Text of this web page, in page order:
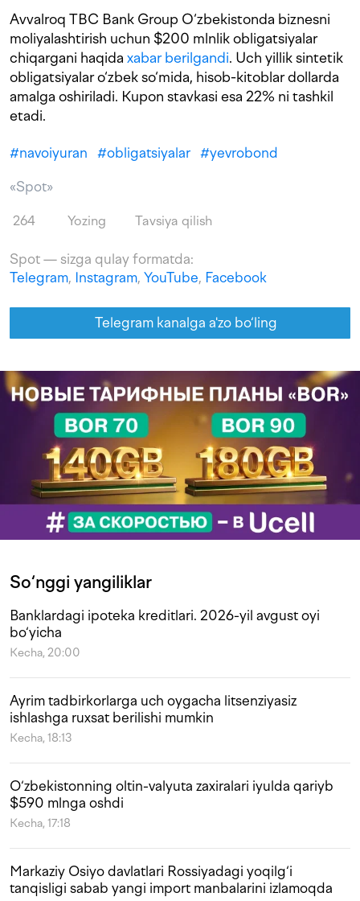
Avvalroq TBC Bank Group O‘zbekistonda biznesni
moliyalashtirish uchun $200 mlnlik obligatsiyalar
chiqargani haqida xabar berilgandi. Uch yillik sintetik
obligatsiyalar o‘zbek so‘mida, hisob-kitoblar dollarda
amalga oshiriladi. Kupon stavkasi esa 22% ni tashkil
etadi.
#navoiyuran #obligatsiyalar #yevrobond
«Spot»
264 Yozing Tavsiya qilish
Spot — sizga qulay formatda:
Telegram, Instagram, YouTube, Facebook
Telegram kanalga a'zo bo‘ling
So‘nggi yangiliklar
Banklardagi ipoteka kreditlari. 2026-yil avgust oyi
bo‘yicha
Kecha, 20:00
Ayrim tadbirkorlarga uch oygacha litsenziyasiz
ishlashga ruxsat berilishi mumkin
Kecha, 18:13
O‘zbekistonning oltin-valyuta zaxiralari iyulda qariyb
$590 mlnga oshdi
Kecha, 17:18
Markaziy Osiyo davlatlari Rossiyadagi yoqilg‘i
tanqisligi sabab yangi import manbalarini izlamoqda